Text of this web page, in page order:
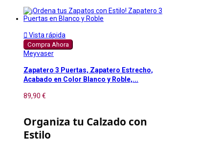
 Vista rápida
Compra Ahora
Meyvaser
Zapatero 3 Puertas, Zapatero Estrecho,
Acabado en Color Blanco y Roble,...
89,90 €
Organiza tu Calzado con
Estilo